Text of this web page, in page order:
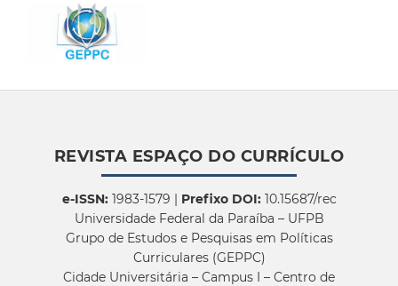
REVISTA ESPAÇO DO CURRÍCULO
e-ISSN:1983-1579 | Prefixo DOI:10.15687/rec
Universidade Federal da Paraíba – UFPB
Grupo de Estudos e Pesquisas em Políticas
Curriculares (GEPPC)
Cidade Universitária – Campus I – Centro de